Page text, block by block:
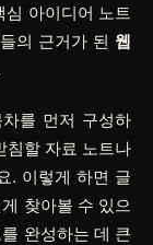
심 아이디어 노트
의 근거가 된 웹
를 먼저 구성하
침할 자료 노트나
. 이렇게 하면 글
찾아볼 수 있으
완성하는 데 큰